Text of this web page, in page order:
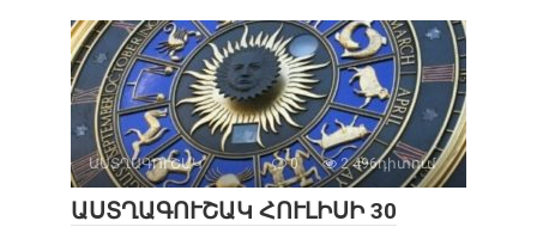
ԱՍՏՂԱԳՈՒՇԱԿ 0 2 496դիտում
ԱՍՏՂԱԳՈՒՇԱԿ ՀՈՒԼԻՍԻ 30